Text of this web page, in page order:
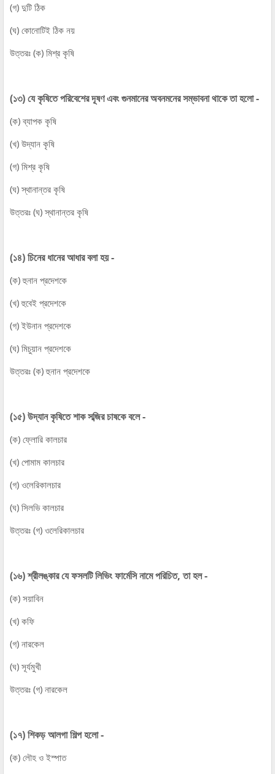
(গ) দুটি ঠিক
(ঘ) কোনোটিই ঠিক নয়
উত্তরঃ (ক) মিশ্র কৃষি
(১৩) যে কৃষিতে পরিবেশের দূষণ এবং গুনমানের অবনমনের সম্ভাবনা থাকে তা হলো -
(ক) ব্যাপক কৃষি
(খ) উদ্যান কৃষি
(গ) মিশ্র কৃষি
(ঘ) স্থানান্তর কৃষি
উত্তরঃ (ঘ) স্থানান্তর কৃষি
(১৪) চিনের ধানের আধার বলা হয় -
(ক) হুনান প্রদেশকে
(খ) হুবেই প্রদেশকে
(গ) ইউনান প্রদেশকে
(ঘ) মিচুয়ান প্রদেশকে
উত্তরঃ (ক) হুনান প্রদেশকে
(১৫) উদ্যান কৃষিতে শাক সব্জির চাষকে বলে -
(ক) ফ্লোরি কালচার
(খ) পোমাম কালচার
(গ) ওলেরিকালচার
(ঘ) সিলভি কালচার
উত্তরঃ (গ) ওলেরিকালচার
(১৬) শ্রীলঙ্কার যে ফসলটি লিভিং ফার্মেসি নামে পরিচিত, তা হল -
(ক) সয়াবিন
(খ) কফি
(গ) নারকেল
(ঘ) সূর্যমুখী
উত্তরঃ (গ) নারকেল
(১৭) শিকড় আলগা শিল্প হলো -
(ক) লৌহ ও ইস্পাত